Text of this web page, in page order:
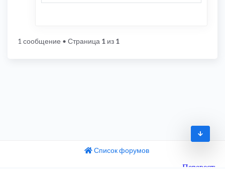
1 сообщение • Страница 1 из 1
Список форумов